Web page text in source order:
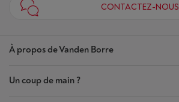
À propos de Vanden Borre
Nos magasins
Un coup de main ?
CONTACTEZ-NOUS